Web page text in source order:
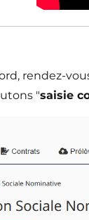
rendez-
"saisie